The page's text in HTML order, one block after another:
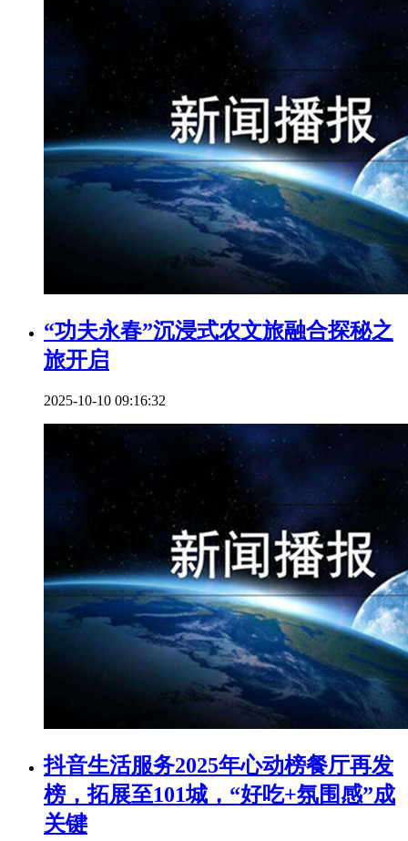
“功夫永春”沉浸式农文旅融合探秘之
旅开启
2025-10-10 09:16:32
抖音生活服务2025年心动榜餐厅再发
榜，拓展至101城，“好吃+氛围感”成
关键